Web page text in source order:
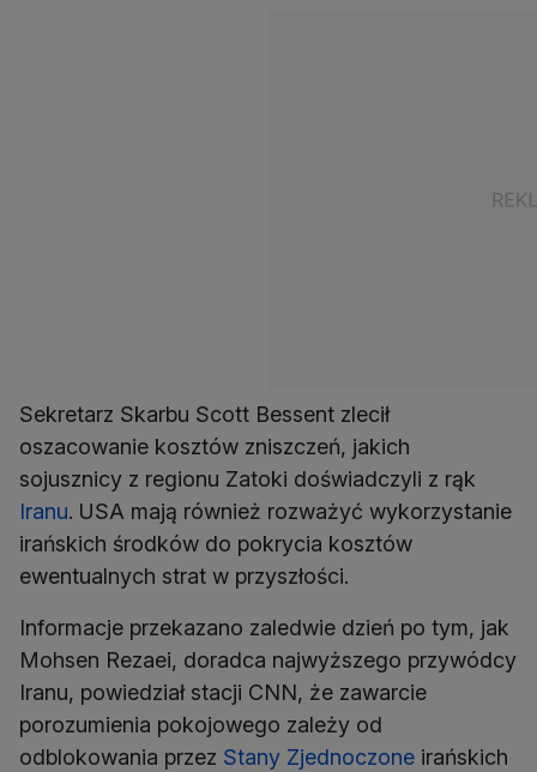
Sekretarz Skarbu Scott Bessent zlecił
oszacowanie kosztów zniszczeń, jakich
sojusznicy z regionu Zatoki doświadczyli z rąk
Iranu. USA mają również rozważyć wykorzystanie
irańskich środków do pokrycia kosztów
ewentualnych strat w przyszłości.
Informacje przekazano zaledwie dzień po tym, jak
Mohsen Rezaei, doradca najwyższego przywódcy
Iranu, powiedział stacji CNN, że zawarcie
porozumienia pokojowego zależy od
odblokowania przez Stany Zjednoczone irańskich